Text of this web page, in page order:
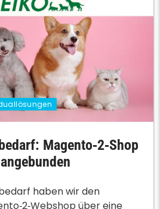
Magento‑2‑Shop
haben wir den
über eine